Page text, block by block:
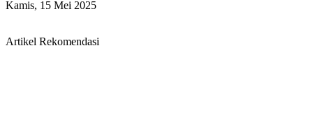
Kamis, 15 Mei 2025
Artikel Rekomendasi